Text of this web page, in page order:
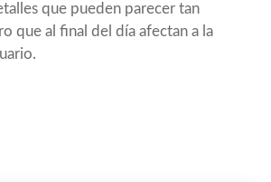
que pueden parecer tan
que al final del día afectan a la